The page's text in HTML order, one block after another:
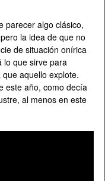
parecer algo clásico,
la idea de que no
de situación onírica
lo que sirve para
aquello explote.
este año, como decía
al menos en este